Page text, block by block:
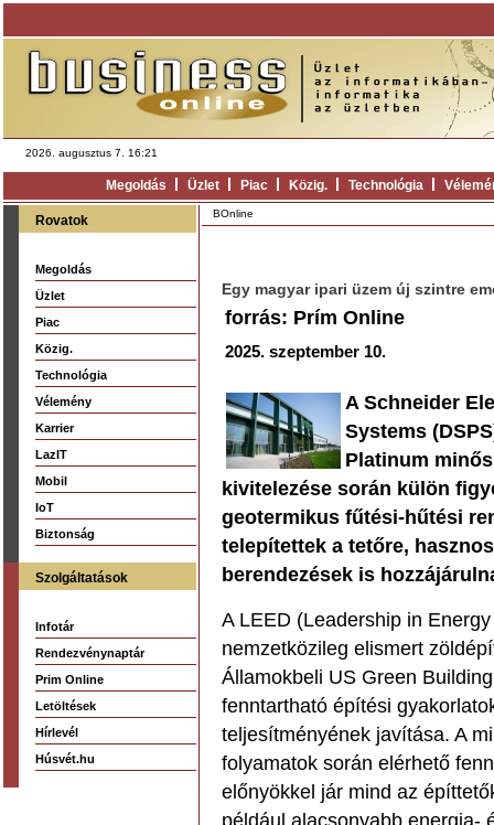
2026. augusztus 7. 16:21
Megoldás Üzlet Piac Közig. Technológia
Rovatok
Megoldás
Üzlet
Piac
Közig.
Technológia
Vélemény
Karrier
LazIT
Mobil
IoT
Biztonság
Szolgáltatások
Infotár
Rendezvénynaptár
Prim Online
Letöltések
Hírlevél
Húsvét.hu
BOnline
Egy magyar ipari üzem új szintre
forrás: Prím Online
2025. szeptember 10.
A Schneider
Systems
Platinum
kivitelezése során külön
geotermikus fűtési-hűtési
telepítettek a tetőre,
berendezések is
A LEED (Leadership in
nemzetközileg elismert
Államokbeli US Green
fenntartható építési
teljesítményének javítása. A
folyamatok során elérhető
előnyökkel jár mind az
például alacsonyabb energia-